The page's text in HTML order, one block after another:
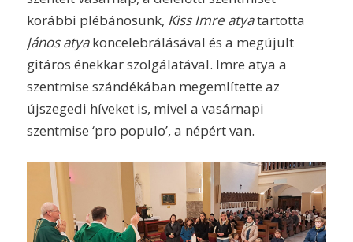
korábbi plébánosunk, Kiss Imre atyatartotta
János atyakoncelebrálásával és a megújult
gitáros énekkar szolgálatával. Imre atya a
szentmise szándékában megemlítette az
újszegedi híveket is, mivel a vasárnapi
szentmise ‘pro populo’, a népért van.